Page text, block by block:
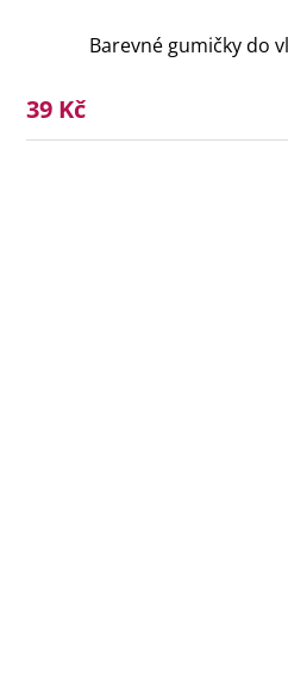
Barevné gumičky do
39 Kč